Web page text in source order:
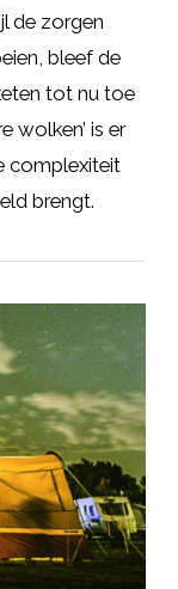
de zorgen
bleef de
tot nu toe
wolken’ is er
complexiteit
brengt.